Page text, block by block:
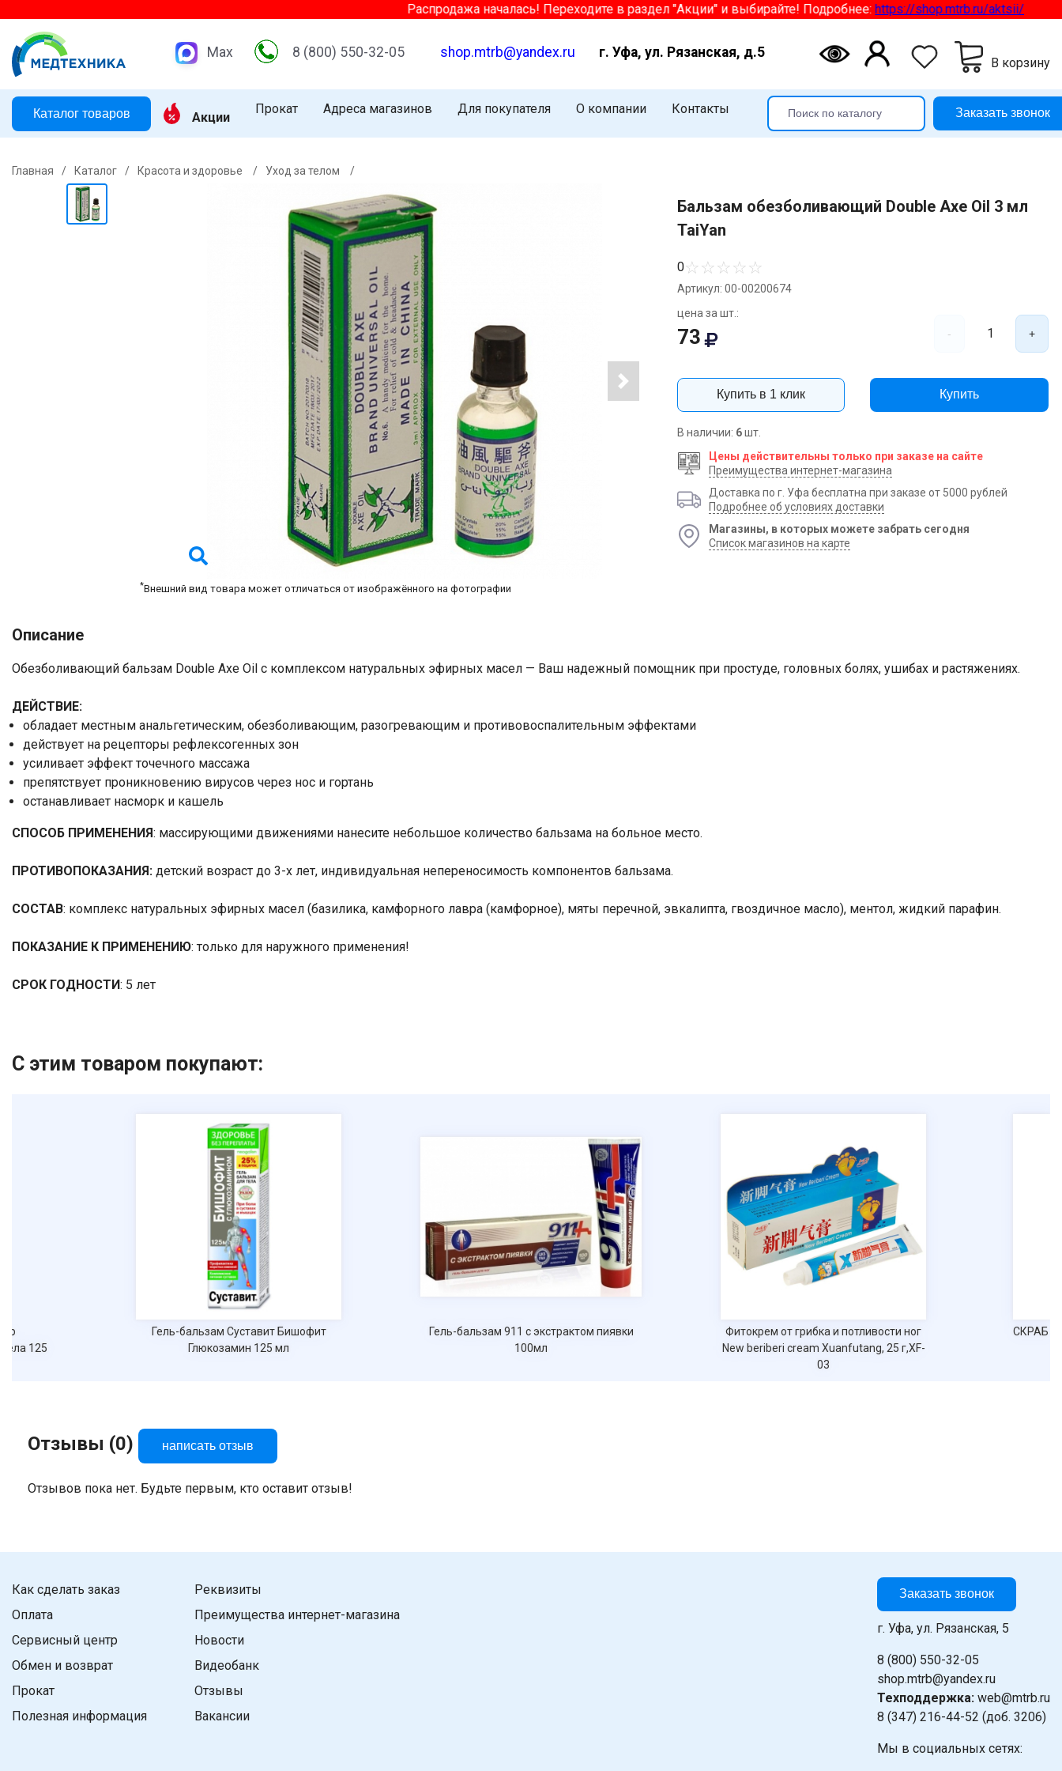
Распродажа началась! Переходите в раздел "Акции" и выбирайте! Подробнее:https://shop.mtrb.ru/aktsii/
Max 8 (800) 550-32-05 shop.mtrb@yandex.ru г. Уфа, ул. Рязанская, д.5
В корзину
Каталог товаров Акции
Прокат Адреса магазинов Для покупателя О компании Контакты Заказать звонок
Главная / Каталог / Красота и здоровье / Уход за телом /
*Внешний вид товара может отличаться от изображённого на фотографии
Бальзам обезболивающий Double Axe Oil 3 мл
TaiYan
0☆☆☆☆☆
Артикул: 00-00200674
цена за шт.:
73 - 1 +
Купить в 1 клик Купить
В наличии: 6шт.
Цены действительны только при заказе на сайте
Преимущества интернет-магазина
Доставка по г. Уфа бесплатна при заказе от 5000 рублей
Подробнее об условиях доставки
Магазины, в которых можете забрать сегодня
Список магазинов на карте
Описание
Обезболивающий бальзам Double Axe Oil с комплексом натуральных эфирных масел — Ваш надежный помощник при простуде, головных болях, ушибах и растяжениях.
​ДЕЙСТВИЕ:
обладает местным анальгетическим, обезболивающим, разогревающим и противовоспалительным эффектами
действует на рецепторы рефлексогенных зон
усиливает эффект точечного массажа
препятствует проникновению вирусов через нос и гортань
останавливает насморк и кашель
СПОСОБ ПРИМЕНЕНИЯ: массирующими движениями нанесите небольшое количество бальзама на больное место.
​ПРОТИВОПОКАЗАНИЯ: детский возраст до 3-х лет, индивидуальная непереносимость компонентов бальзама.
СОСТАВ: комплекс натуральных эфирных масел (базилика, камфорного лавра (камфорное), мяты перечной, эвкалипта, гвоздичное масло), ментол, жидкий парафин.
​ПОКАЗАНИЕ К ПРИМЕНЕНИЮ: только для наружного применения!
СРОК ГОДНОСТИ: 5 лет
С этим товаром покупают:
125
Гель-бальзам Суставит Бишофит
Глюкозамин 125 мл
Гель-бальзам 911 с экстрактом пиявки
100мл
Фитокрем от грибка и потливости ног
New beriberi cream Xuanfutang, 25 г,XF-
03
СКРАБ
Отзывы (0) написать отзыв
Отзывов пока нет. Будьте первым, кто оставит отзыв!
Как сделать заказ
Оплата
Сервисный центр
Обмен и возврат
Прокат
Полезная информация
Реквизиты
Преимущества интернет-магазина
Новости
Видеобанк
Отзывы
Вакансии
Заказать звонок
г. Уфа, ул. Рязанская, 5
8 (800) 550-32-05
shop.mtrb@yandex.ru
Техподдержка: web@mtrb.ru
8 (347) 216-44-52 (доб. 3206)
Мы в социальных сетях: